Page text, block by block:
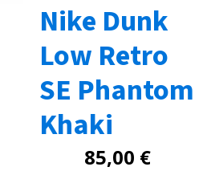
Nike Dunk
Low Retro
SE Phantom
Khaki
85,00 €